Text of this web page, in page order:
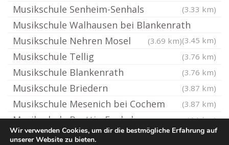
Musikschule Senheim-Senhals (3.33 km)
Musikschule Walhausen bei Blankenrath
(3.45 km)
Musikschule Nehren Mosel (3.69 km)
Musikschule Tellig (3.76 km)
Musikschule Blankenrath (3.76 km)
Musikschule Briedern (3.87 km)
Musikschule Mesenich bei Cochem (3.87 km)
Musikschule Bruttig-Fankel (4.1 km)
Wir verwenden Cookies, um dir die bestmögliche Erfahrung auf
unserer Website zu bieten.